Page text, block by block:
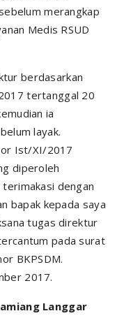
merangkap
Medis RSUD
berdasarkan
tertanggal 20
ia
layak.
Ist/XI/2017
diperoleh
dengan
bapak kepada saya
tugas direktur
pada surat
BKPSDM.
2017.
Langgar